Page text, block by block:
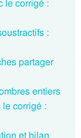
le corrigé :
:
partager
entiers
corrigé :
et bilan